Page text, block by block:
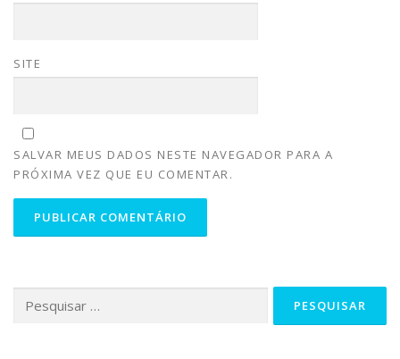
SITE
SALVAR MEUS DADOS NESTE NAVEGADOR PARA A
PRÓXIMA VEZ QUE EU COMENTAR.